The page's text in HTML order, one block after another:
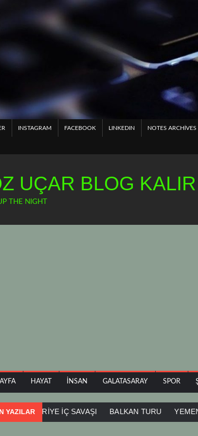
INSTAGRAM FACEBOOK LINKEDIN NOTES ARCHIVES
UÇAR BLOG KALIR
THE NIGHT
HAYAT İNSAN GALATASARAY SPOR
YAZILAR
SURİYE İÇ SAVAŞI BALKAN TURU YEMEN